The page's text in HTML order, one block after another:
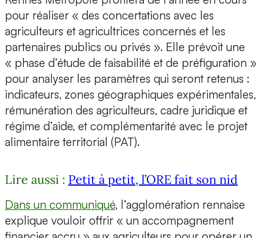
pour réaliser « des concertations avec les
agriculteurs et agricultrices concernés et les
partenaires publics ou privés ». Elle prévoit une
« phase d’étude de faisabilité et de préfiguration »
pour analyser les paramètres qui seront retenus :
indicateurs, zones géographiques expérimentales,
rémunération des agriculteurs, cadre juridique et
régime d’aide, et complémentarité avec le projet
alimentaire territorial (PAT).
Lire aussi : Petit à petit, l’ORE fait son nid
Dans un communiqué, l’agglomération rennaise
explique vouloir offrir « un accompagnement